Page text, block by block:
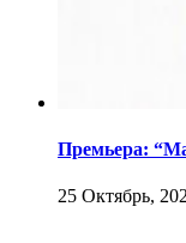
Премьера:
25 Октябрь,